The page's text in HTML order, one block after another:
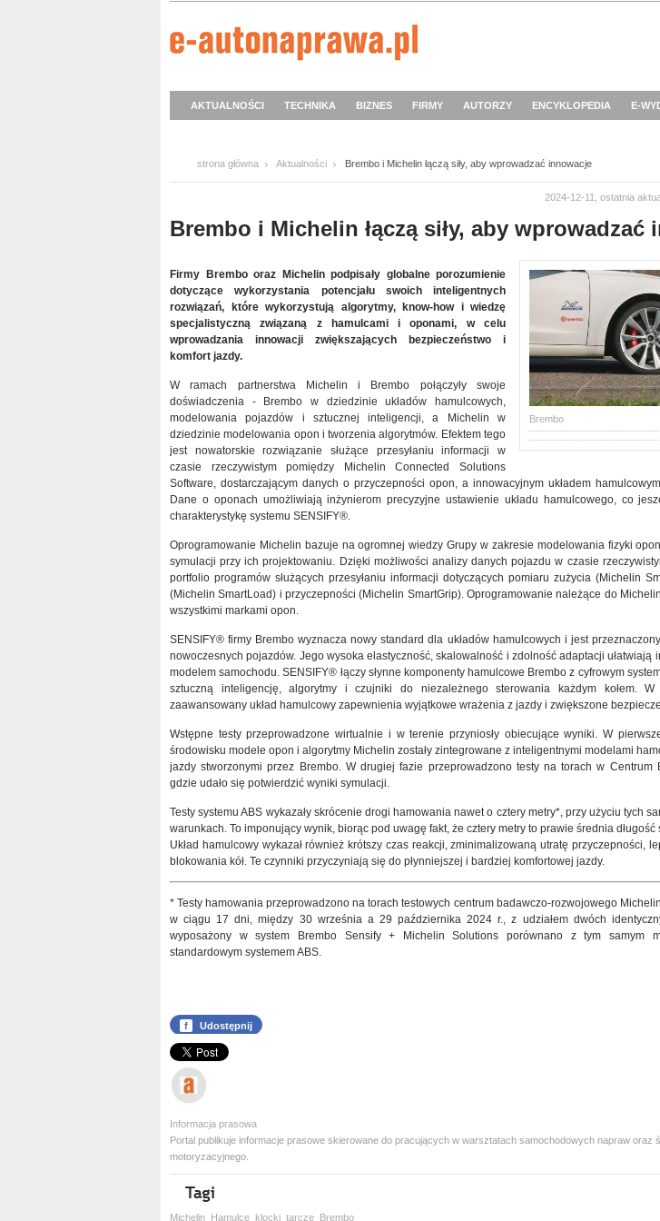
AKTUALNOŚCI TECHNIKA BIZNES FIRMY AUTORZY ENCYKLOPEDIA E-
strona główna Aktualności Brembo i Michelin łączą siły, aby wprowadzać innowacje
2024-12-11, ostatnia
Brembo i Michelin łączą siły, aby wprowadzać
Brembo
Firmy Brembo oraz Michelin podpisały globalne porozumienie
dotyczące wykorzystania potencjału swoich inteligentnych
rozwiązań, które wykorzystują algorytmy, know-how i wiedzę
specjalistyczną związaną z hamulcami i oponami, w celu
wprowadzania innowacji zwiększających bezpieczeństwo i
komfort jazdy.
W ramach partnerstwa Michelin i Brembo połączyły swoje
doświadczenia - Brembo w dziedzinie układów hamulcowych,
modelowania pojazdów i sztucznej inteligencji, a Michelin w
dziedzinie modelowania opon i tworzenia algorytmów. Efektem tego
jest nowatorskie rozwiązanie służące przesyłaniu informacji w
czasie rzeczywistym pomiędzy Michelin Connected Solutions
Software, dostarczającym danych o przyczepności opon, a innowacyjnym układem
Dane o oponach umożliwiają inżynierom precyzyjne ustawienie układu hamulcowego, co
charakterystykę systemu SENSIFY®.
Oprogramowanie Michelin bazuje na ogromnej wiedzy Grupy w zakresie modelowania fizyki
symulacji przy ich projektowaniu. Dzięki możliwości analizy danych pojazdu w czasie
portfolio programów służących przesyłaniu informacji dotyczących pomiaru zużycia (Michelin
(Michelin SmartLoad) i przyczepności (Michelin SmartGrip). Oprogramowanie należące do
wszystkimi markami opon.
SENSIFY® firmy Brembo wyznacza nowy standard dla układów hamulcowych i jest
nowoczesnych pojazdów. Jego wysoka elastyczność, skalowalność i zdolność adaptacji ułatwiają
modelem samochodu. SENSIFY® łączy słynne komponenty hamulcowe Brembo z cyfrowym
sztuczną inteligencję, algorytmy i czujniki do niezależnego sterowania każdym kołem.
zaawansowany układ hamulcowy zapewnienia wyjątkowe wrażenia z jazdy i zwiększone
Wstępne testy przeprowadzone wirtualnie i w terenie przyniosły obiecujące wyniki. W
środowisku modele opon i algorytmy Michelin zostały zintegrowane z inteligentnymi modelami
jazdy stworzonymi przez Brembo. W drugiej fazie przeprowadzono testy na torach w Centrum
gdzie udało się potwierdzić wyniki symulacji.
Testy systemu ABS wykazały skrócenie drogi hamowania nawet o cztery metry*, przy użyciu tych
warunkach. To imponujący wynik, biorąc pod uwagę fakt, że cztery metry to prawie średnia długość
Układ hamulcowy wykazał również krótszy czas reakcji, zminimalizowaną utratę przyczepności,
blokowania kół. Te czynniki przyczyniają się do płynniejszej i bardziej komfortowej jazdy.
* Testy hamowania przeprowadzono na torach testowych centrum badawczo-rozwojowego
w ciągu 17 dni, między 30 września a 29 października 2024 r., z udziałem dwóch
wyposażony w system Brembo Sensify + Michelin Solutions porównano z tym samym
standardowym systemem ABS.
f Udostępnij
Informacja prasowa
Portal publikuje informacje prasowe skierowane do pracujących w warsztatach samochodowych napraw oraz
motoryzacyjnego.
Michelin Hamulce klocki tarcze Brembo